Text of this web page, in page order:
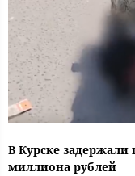
В Курске
миллиона рублей